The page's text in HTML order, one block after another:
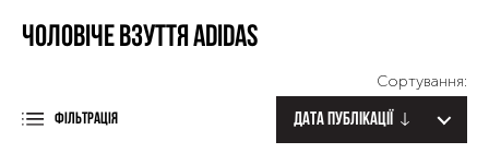
Чоловіче взуття Adidas
ФІЛЬТРАЦІЯ
Сортування:
Дата публікації